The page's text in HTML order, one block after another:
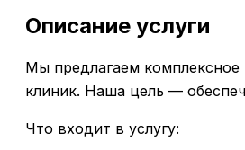
Описание услуги
Мы предлагаем комплексное
клиник. Наша цель —
Что входит в услугу: